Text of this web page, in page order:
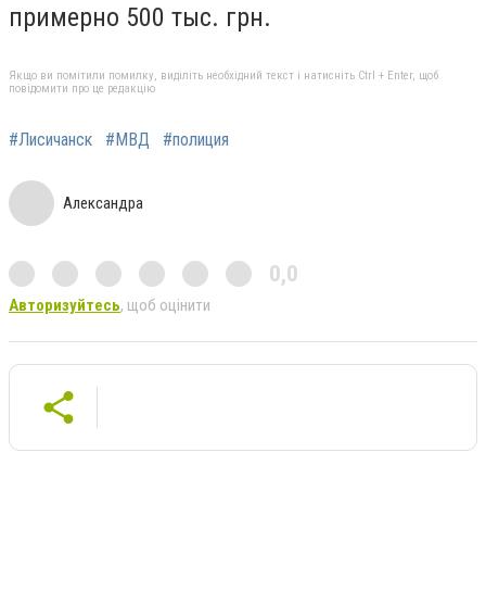
примерно 500 тыс. грн.
Якщо ви помітили помилку, виділіть необхідний текст і натисніть Ctrl + Enter, щоб
повідомити про це редакцію
#Лисичанск #МВД #полиция
Александра
0,0
Авторизуйтесь, щоб оцінити